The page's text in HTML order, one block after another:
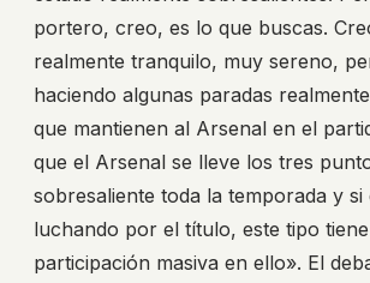
portero, creo, es lo que buscas.
realmente tranquilo, muy sereno,
haciendo algunas paradas
que mantienen al Arsenal en el
que el Arsenal se lleve los tres
sobresaliente toda la temporada y si
luchando por el título, este tipo
participación masiva en ello». El